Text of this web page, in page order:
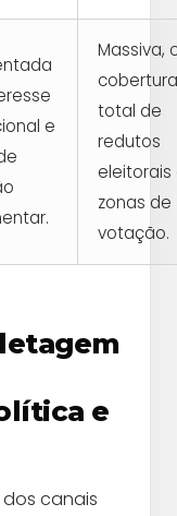
e
Massiva,
cobertura
total de
redutos
eleitorais
zonas de
votação.
e
canais